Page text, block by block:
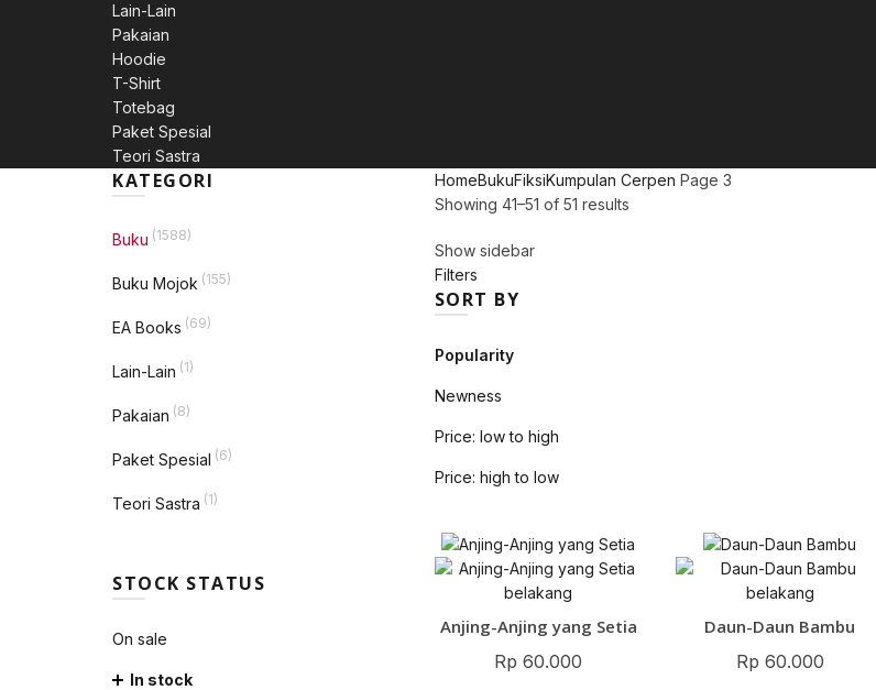
Lain-Lain
Pakaian
Hoodie
T-Shirt
Totebag
Paket Spesial
Teori Sastra
HomeBukuFiksiKumpulan Cerpen Page 3
Showing 41–51 of 51 resultsSorted
Show sidebar
Filters
SORT BY
Popularity
Newness
Price: low to high
Price: high to low
Anjing-Anjing yang Setia
Rp 60.000
Daun-Daun Bambu
Rp 60.000
KATEGORI
Buku (1588)
Buku Mojok (155)
EA Books (69)
Lain-Lain (1)
Pakaian (8)
Paket Spesial (6)
Teori Sastra (1)
STOCK STATUS
On sale
In stock